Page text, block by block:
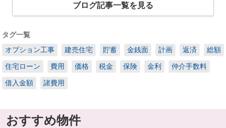
ブログ記事一覧を見る
タグ一覧
オプション工事
建売住宅 貯蓄 金銭面 計画 返済 総額
住宅ローン 費用 価格 税金 保険 金利 仲介手数料
借入金額 諸費用
おすすめ物件